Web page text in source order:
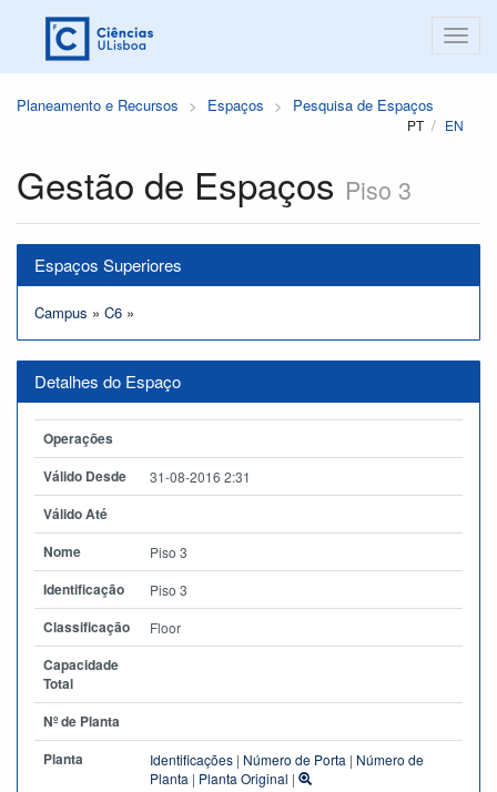
Planeamento e Recursos Espaços Pesquisa de Espaços
PT EN
Gestão de Espaços Piso 3
Espaços Superiores
Campus » C6 »
Detalhes do Espaço
Operações
Válido Desde
31-08-2016 2:31
Válido Até
Nome
Piso 3
Identificação Piso 3
Classificação Floor
Capacidade
Total
Nº de Planta
Planta
Identificações | Número de Porta | Número de
Planta | Planta Original |